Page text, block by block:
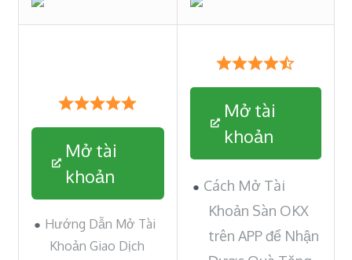
Mở tài
khoản
Hướng Dẫn Mở Tài
Khoản Giao Dịch
Mở tài
khoản
Cách Mở Tài
Khoản Sàn OKX
trên APP để Nhận